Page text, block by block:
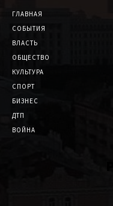
ГЛАВНАЯ
СОБЫТИЯ
ВЛАСТЬ
ОБЩЕСТВО
КУЛЬТУРА
СПОРТ
БИЗНЕС
ДТП
ВОЙНА